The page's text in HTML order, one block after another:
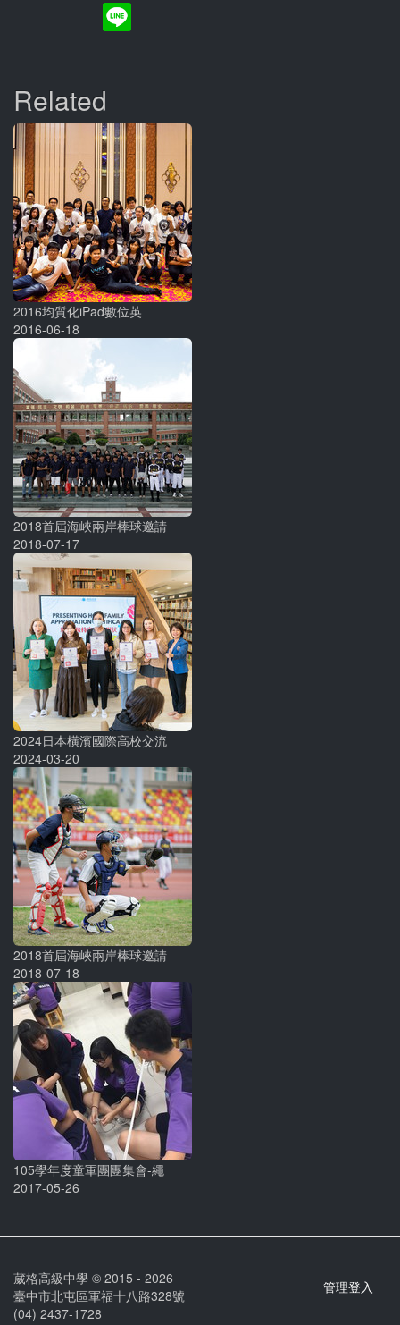
Related
2016均質化iPad數位英
2016-06-18
2018首屆海峽兩岸棒球邀請
2018-07-17
2024日本橫濱國際高校交流
2024-03-20
2018首屆海峽兩岸棒球邀請
2018-07-18
105學年度童軍團團集會-繩
2017-05-26
管理登入
葳格高級中學 © 2015 - 2026
臺中市北屯區軍福十八路328號
(04) 2437-1728